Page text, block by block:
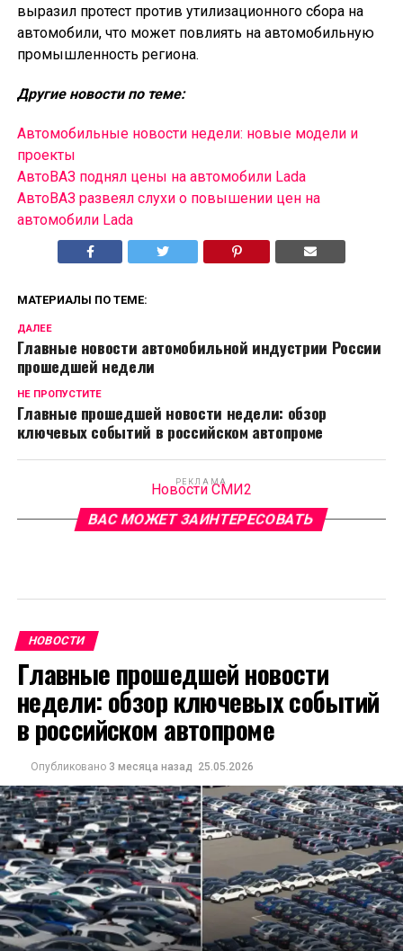
выразил протест против утилизационного сбора на
автомобили, что может повлиять на автомобильную
промышленность региона.
Другие новости по теме:
Автомобильные новости недели: новые модели и
проекты
АвтоВАЗ поднял цены на автомобили Lada
АвтоВАЗ развеял слухи о повышении цен на
автомобили Lada
МАТЕРИАЛЫ ПО ТЕМЕ:
ДАЛЕЕ
Главные новости автомобильной индустрии России
прошедшей недели
НЕ ПРОПУСТИТЕ
Главные прошедшей новости недели: обзор
ключевых событий в российском автопроме
РЕКЛАМА
Новости СМИ2
ВАС МОЖЕТ ЗАИНТЕРЕСОВАТЬ
НОВОСТИ
Главные прошедшей новости
недели: обзор ключевых событий
в российском автопроме
Опубликовано 3 месяца назад 25.05.2026